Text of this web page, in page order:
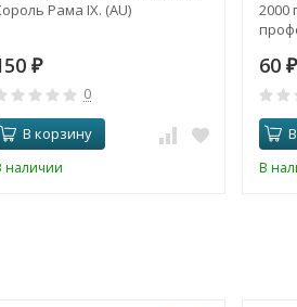
Рама IX. (AU)
₽
0
В корзину
наличии
2000
60 ₽
В